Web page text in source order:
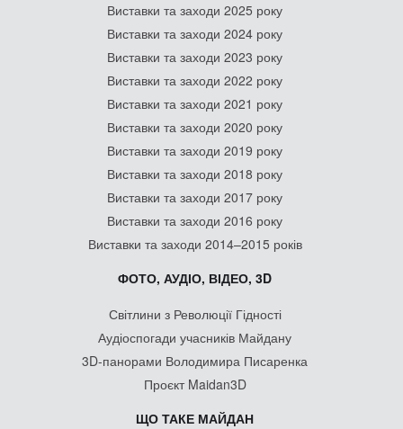
Виставки та заходи 2025 року
Виставки та заходи 2024 року
Виставки та заходи 2023 року
Виставки та заходи 2022 року
Виставки та заходи 2021 року
Виставки та заходи 2020 року
Виставки та заходи 2019 року
Виставки та заходи 2018 року
Виставки та заходи 2017 року
Виставки та заходи 2016 року
Виставки та заходи 2014–2015 років
ФОТО, АУДІО, ВІДЕО, 3D
Світлини з Революції Гідності
Аудіоспогади учасників Майдану
3D-панорами Володимира Писаренка
Проєкт Maidan3D
ЩО ТАКЕ МАЙДАН